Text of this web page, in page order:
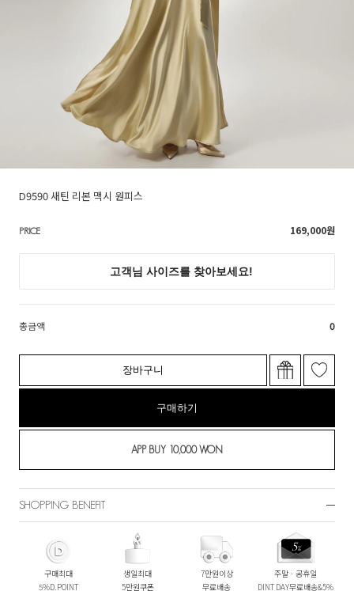
D9590 새틴 리본 맥시 원피스
PRICE 169,000원
총금액 0
장바구니
구매하기
SHOPPING BENEFIT
구매최대
5%D.POINT
생일최대
5만원쿠폰
7만원이상
무료배송
주말ㆍ공휴일
DINT DAY무료배송&5%